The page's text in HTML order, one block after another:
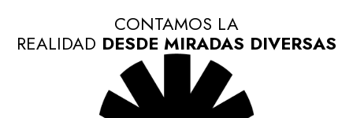
CONTAMOS LA
REALIDAD DESDE MIRADAS DIVERSAS